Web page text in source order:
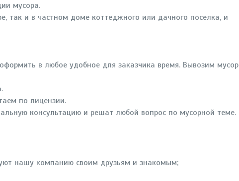
мусора.
так и в частном доме коттеджного или дачного поселка, и
в любое удобное для заказчика время. Вывозим мусор
по лицензии.
консультацию и решат любой вопрос по мусорной теме.
нашу компанию своим друзьям и знакомым;